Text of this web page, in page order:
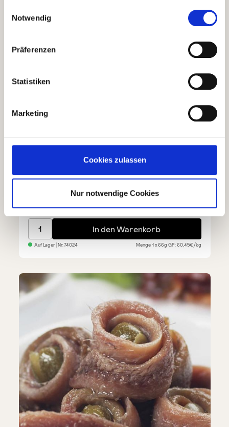
Notwendig
Präferenzen
Statistiken
Marketing
Cookies zulassen
Nur notwendige Cookies
Durchschnittliche Bewertung von 4.5 von 5 Sternen
Vongole al naturale
€ 3,99
Vongole al naturaleIn den Warenkorb
Auf Lager| Nr.74024 Menge1 x 66gGP: 60,45€/kg